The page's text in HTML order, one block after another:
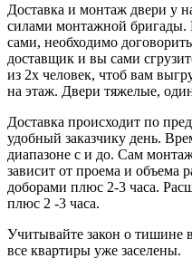
Доставка и монтаж двери у
силами монтажной
сами, необходимо
доставщик и вы сами
из 2х человек, чтоб вам
на этаж. Двери тяжелые,
Доставка происходит по
удобный заказчику день.
диапазоне с и до. Сам
зависит от проема и объема
доборами плюс 2-3 часа.
плюс 2 -3 часа.
Учитывайте закон о тишине
все квартиры уже заселены.